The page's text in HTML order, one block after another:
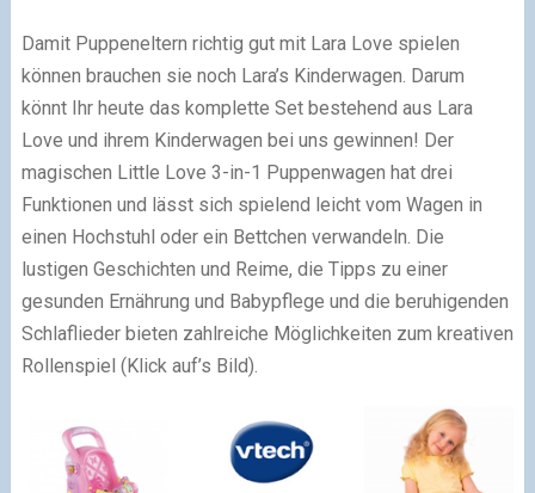
Damit Puppeneltern richtig gut mit Lara Love spielen
können brauchen sie noch Lara’s Kinderwagen. Darum
könnt Ihr heute das komplette Set bestehend aus Lara
Love und ihrem Kinderwagen bei uns gewinnen! Der
magischen Little Love 3-in-1 Puppenwagen hat drei
Funktionen und lässt sich spielend leicht vom Wagen in
einen Hochstuhl oder ein Bettchen verwandeln. Die
lustigen Geschichten und Reime, die Tipps zu einer
gesunden Ernährung und Babypflege und die beruhigenden
Schlaflieder bieten zahlreiche Möglichkeiten zum kreativen
Rollenspiel (Klick auf’s Bild).